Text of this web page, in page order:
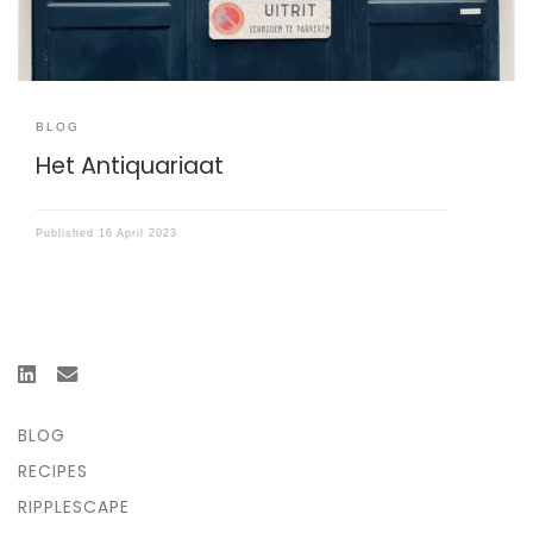
BLOG
Het Antiquariaat
Published 16 April 2023
BLOG
RECIPES
RIPPLESCAPE